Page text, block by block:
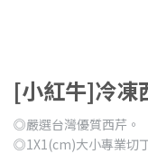
[小紅牛]冷凍
◎嚴選台灣優質西芹。
◎1X1(cm)大小專業切